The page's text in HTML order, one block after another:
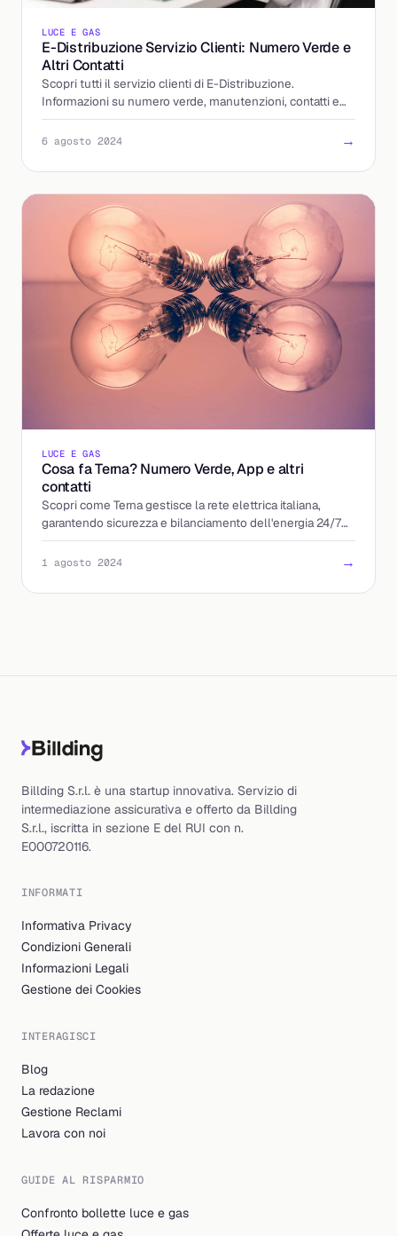
LUCE E GAS
E-Distribuzione Servizio Clienti: Numero Verde e
Altri Contatti
Scopri tutti il servizio clienti di E-Distribuzione.
Informazioni su numero verde, manutenzioni, contatti e
supporto clienti.
6 agosto 2024 →
LUCE E GAS
Cosa fa Terna? Numero Verde, App e altri
contatti
Scopri come Terna gestisce la rete elettrica italiana,
garantendo sicurezza e bilanciamento dell'energia 24/7
con infrastrutture avanzate e interconnessioni int
1 agosto 2024 →
Billding S.r.l. è una startup innovativa. Servizio di
intermediazione assicurativa e offerto da Billding
S.r.l., iscritta in sezione E del RUI con n.
E000720116.
INFORMATI
Informativa Privacy
Condizioni Generali
Informazioni Legali
Gestione dei Cookies
INTERAGISCI
Blog
La redazione
Gestione Reclami
Lavora con noi
GUIDE AL RISPARMIO
Confronto bollette luce e gas